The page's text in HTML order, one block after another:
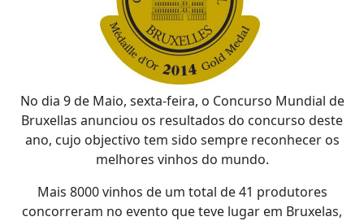
No dia 9 de Maio, sexta-feira, o Concurso Mundial de
Bruxellas anunciou os resultados do concurso deste
ano, cujo objectivo tem sido sempre reconhecer os
melhores vinhos do mundo.
Mais 8000 vinhos de um total de 41 produtores
concorreram no evento que teve lugar em Bruxelas,